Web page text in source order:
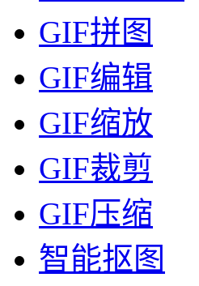
GIF拼图
GIF编辑
GIF缩放
GIF裁剪
GIF压缩
智能抠图